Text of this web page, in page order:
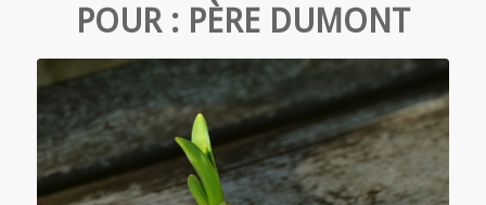
POUR : PÈRE DUMONT